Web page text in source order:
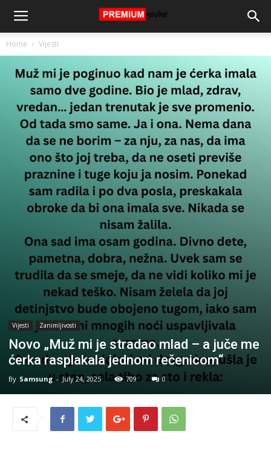
Home Vijesti
Vijesti Zanimljivosti
Novo „Muž mi je stradao mlad – a juče me
ćerka rasplakala jednom rečenicom“
By Samsung - July 24, 2025 709 0